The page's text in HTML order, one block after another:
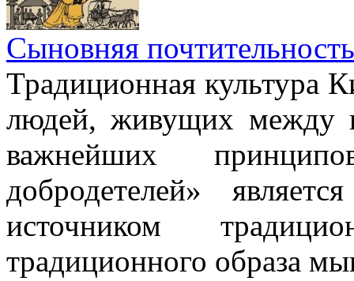
Сыновняя почтительность
Традиционная культура
людей, живущих между
важнейших
добродетелей»
источником
традиционного образа